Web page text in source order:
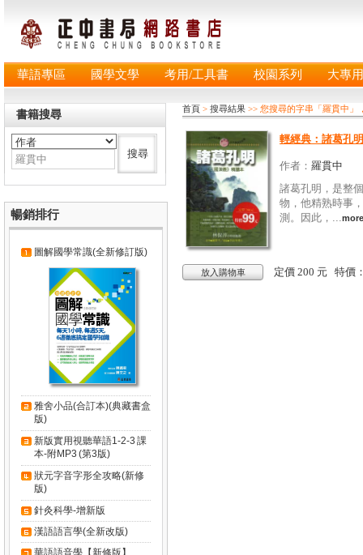
華語專區 國學文學 考用/工具書 校園系列 大專
首頁 > 搜尋結果 >> 您搜尋的字串「羅貫中」
輕經典：諸葛孔明
作者： 羅貫中
諸葛孔明，是整
物，他精熟時事
測。因此，...more
放入購物車 定價 200 元 特價
書籍搜尋
暢銷排行
圖解國學常識(全新修訂版)
雅舍小品(合訂本)(典藏書盒
版)
新版實用視聽華語1-2-3 課
本-附MP3 (第3版)
狀元字音字形全攻略(新修
版)
針灸科學-增新版
漢語語言學(全新改版)
華語語音學【新修版】